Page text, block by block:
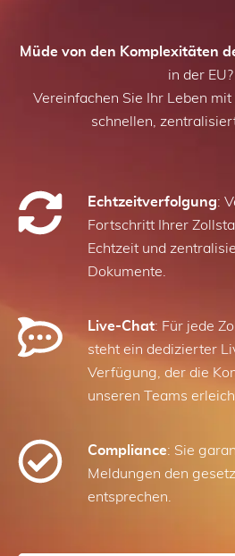
Müde von den Komplexitäten
in der EU?
Vereinfachen Sie Ihr Leben
schnellen,
Echtzeitverfolgung:
Fortschritt Ihrer
Echtzeit und
Dokumente.
Live-Chat: Für jede
steht ein dedizierter
Verfügung, der die
unseren Teams
Compliance: Sie
Meldungen den
entsprechen.